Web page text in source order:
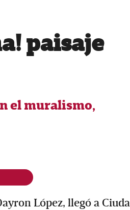
paisaje
el muralismo,
López, llegó a